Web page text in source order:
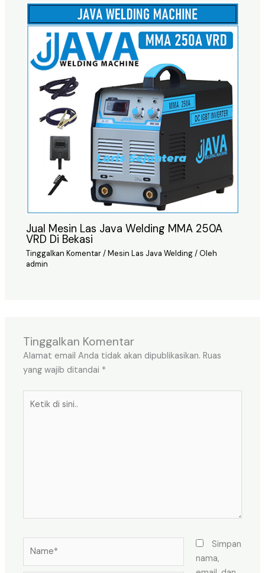
Jual Mesin Las Java Welding MMA 250A
VRD Di Bekasi
Tinggalkan Komentar/Mesin Las Java Welding/ Oleh
admin
Tinggalkan Komentar
Alamat email Anda tidak akan dipublikasikan. Ruas
yang wajib ditandai *
Simpan
nama,